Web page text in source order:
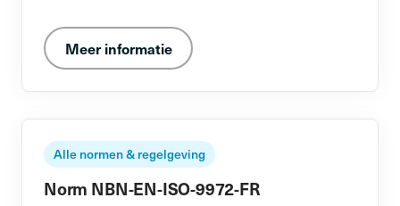
Meer informatie
Alle normen & regelgeving
Norm NBN-EN-ISO-9972-FR